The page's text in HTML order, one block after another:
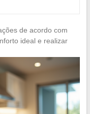
de acordo com
ideal e realizar